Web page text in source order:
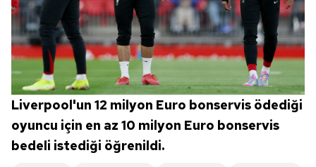
Liverpool'un 12 milyon Euro bonservis ödediği
oyuncu için en az 10 milyon Euro bonservis
bedeli istediği öğrenildi.